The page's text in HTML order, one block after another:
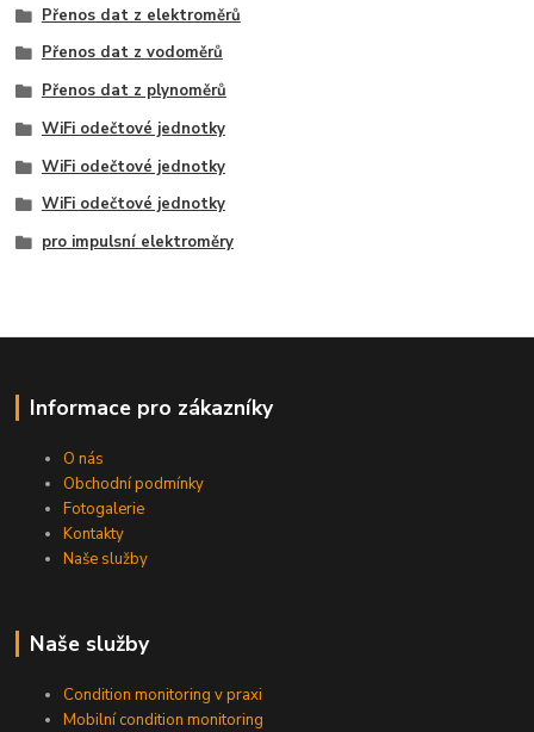
Přenos dat z elektroměrů
Přenos dat z vodoměrů
Přenos dat z plynoměrů
WiFi odečtové jednotky
WiFi odečtové jednotky
WiFi odečtové jednotky
pro impulsní elektroměry
Informace pro zákazníky
O nás
Obchodní podmínky
Fotogalerie
Kontakty
Naše služby
Naše služby
Condition monitoring v praxi
Mobilní condition monitoring